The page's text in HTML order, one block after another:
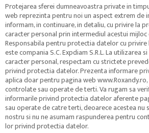
Protejarea sferei dumneavoastra private in
web reprezinta pentru noi un aspect extrem de
informam, in continuare, in detaliu, cu privire la
caracter personal prin intermediul acestui
Responsabila pentru protectia datelor cu privire
este compania S.C. Expdiam S.R.L. La utilizarea
caracter personal, respectam cu strictete
privind protectia datelor. Prezenta informare
aplica doar pentru pagina web
controlate sau operate de terti. Va rugam sa
informarile privind protectia datelor aferente
sau operate de catre terti, deoarece acestea nu
nostru si nu ne asumam raspunderea pentru
lor privind protectia datelor.